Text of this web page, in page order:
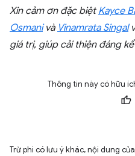
Xin cảm ơn đặc biệt Kayce
Osmanivà Vinamrata Singal
giá trị, giúp cải thiện đáng
Thông tin này có hữu
Trừ phi có lưu ý khác, nội dung